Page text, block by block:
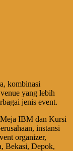
kombinasi
yang lebih
jenis event.
Meja IBM dan Kursi
instansi
organizer,
Bekasi, Depok,